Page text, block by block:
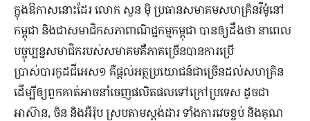
ក្នុងឱកាសនោះដែរ លោក សួន ម៉ិ ប្រធានសមាគមសហគ្រិនវីម៉ូនៅ
កម្ពុជា និងជាសមាជិកសភាពាណិជ្ជកម្មកម្ពុជា បានឲ្យដឹងថា នាពេល
បច្ចុប្បន្នសមាជិករបស់សមាគមគឺភាគច្រើនបានការប្រើ
ប្រាស់បារកូដជីអេស១ គឺផ្តល់អត្ថប្រយោជន៍ជាច្រើនដល់សហគ្រិន
ដើម្បីឲ្យពួកគាត់អាចនាំចេញផលិតផលទៅក្រៅប្រទេស ដូចជា
អាស៊ាន, ចិន និងអឺរ៉ុប ស្របតាមស្តង់ដារ ទាំងការវេចខ្ចប់ និងគុណ